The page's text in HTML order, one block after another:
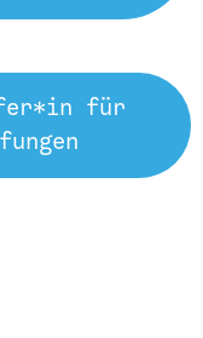
für